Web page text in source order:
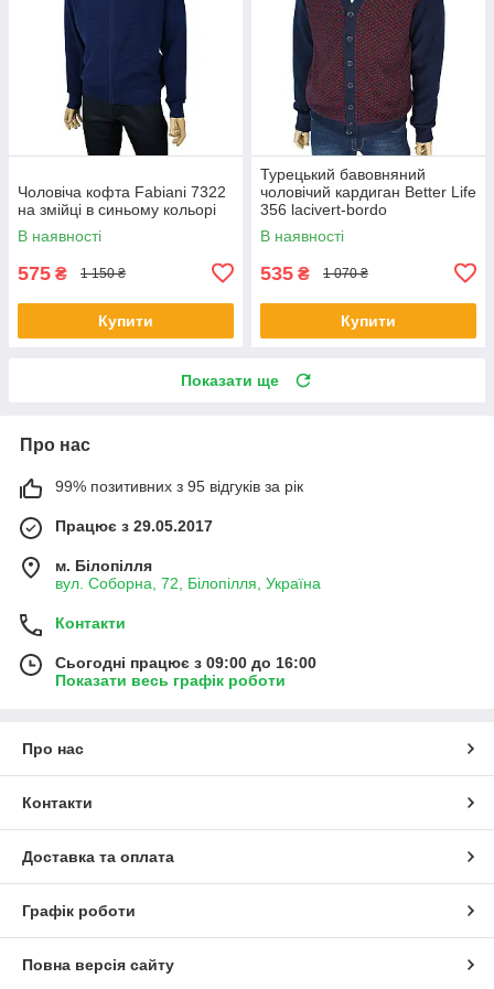
Чоловіча кофта Fabiani 7322
на змійці в синьому кольорі
В наявності
575 ₴ 1 150 ₴
Купити
Турецький бавовняний
чоловічий кардиган Better Life
356 lacivert-bordo
В наявності
535 ₴ 1 070 ₴
Купити
Показати ще
Про нас
99% позитивних з 95 відгуків за рік
Працює з 29.05.2017
м. Білопілля
вул. Соборна, 72, Білопілля, Україна
Контакти
Сьогодні працює з 09:00 до 16:00
Показати весь графік роботи
Про нас
Контакти
Доставка та оплата
Графік роботи
Повна версія сайту